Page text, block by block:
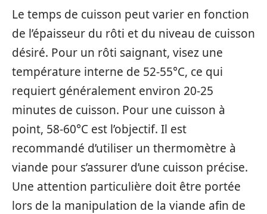
Le temps de cuisson peut varier en fonction
de l’épaisseur du rôti et du niveau de cuisson
désiré. Pour un rôti saignant, visez une
température interne de 52-55°C, ce qui
requiert généralement environ 20-25
minutes de cuisson. Pour une cuisson à
point, 58-60°C est l’objectif. Il est
recommandé d’utiliser un thermomètre à
viande pour s’assurer d’une cuisson précise.
Une attention particulière doit être portée
lors de la manipulation de la viande afin de